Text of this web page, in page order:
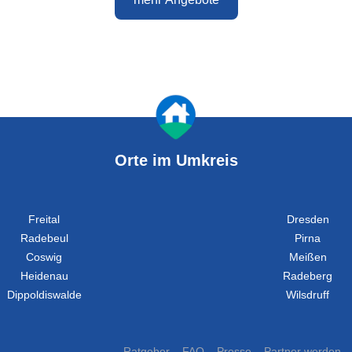
Orte im Umkreis
Freital
Radebeul
Coswig
Heidenau
Dippoldiswalde
Dresden
Pirna
Meißen
Radeberg
Wilsdruff